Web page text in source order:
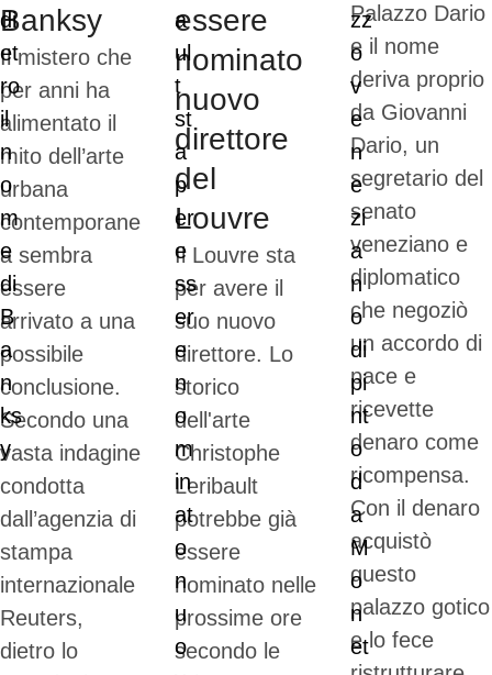
Banksy
Il mistero che
per anni ha
alimentato il
mito dell’arte
urbana
contemporane
a sembra
essere
arrivato a una
possibile
conclusione.
Secondo una
vasta indagine
condotta
dall’agenzia di
stampa
internazionale
Reuters,
dietro lo
essere
nominato
nuovo
direttore
del
Louvre
Il Louvre sta
per avere il
suo nuovo
direttore. Lo
storico
dell'arte
Christophe
Leribault
potrebbe già
essere
nominato nelle
prossime ore
secondo le
Palazzo Dario
e il nome
deriva proprio
da Giovanni
Dario, un
segretario del
senato
veneziano e
diplomatico
che negoziò
un accordo di
pace e
ricevette
denaro come
ricompensa.
Con il denaro
acquistò
questo
palazzo gotico
e lo fece